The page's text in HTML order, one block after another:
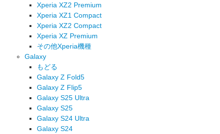
Xperia XZ2 Premium
Xperia XZ1 Compact
Xperia XZ2 Compact
Xperia XZ Premium
その他Xperia機種
Galaxy
もどる
Galaxy Z Fold5
Galaxy Z Flip5
Galaxy S25 Ultra
Galaxy S25
Galaxy S24 Ultra
Galaxy S24